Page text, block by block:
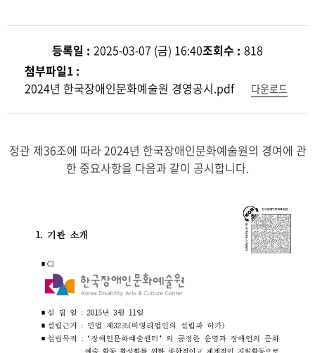
등록일 : 2025-03-07 (금) 16:40조회수 : 818
첨부파일1 :
2024년 한국장애인문화예술원 경영공시.pdf
다운로드
정관 제36조에 따라 2024년 한국장애인문화예술원의 경여에 관
한 중요사항을 다음과 같이 공시합니다.